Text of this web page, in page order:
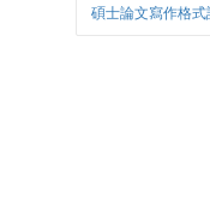
碩士論文寫作格式